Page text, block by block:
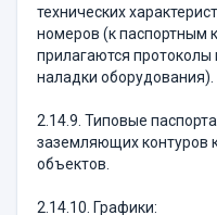
технических
номеров (к паспортным
прилагаются
наладки оборудования).
2.14.9. Типовые
заземляющих контуров
объектов.
2.14.10. Графики: